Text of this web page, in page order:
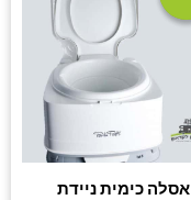
אסלה כימית ניידת
₪590.00.